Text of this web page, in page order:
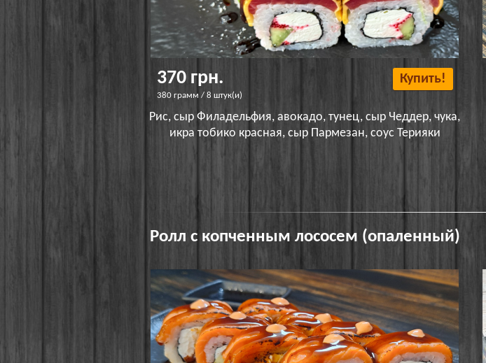
370 грн.
380 грамм / 8 штук(и)
Купить!
Рис, сыр Филадельфия, авокадо, тунец, сыр Чеддер, чука,
икра тобико красная, сыр Пармезан, соус Терияки
Ролл с копченным лососем (опаленный)